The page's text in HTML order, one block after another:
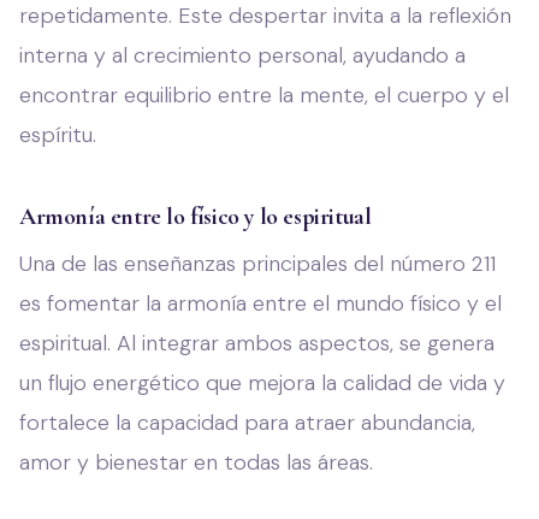
repetidamente. Este despertar invita a la reflexión
interna y al crecimiento personal, ayudando a
encontrar equilibrio entre la mente, el cuerpo y el
espíritu.
Armonía entre lo físico y lo espiritual
Una de las enseñanzas principales del número 211
es fomentar la armonía entre el mundo físico y el
espiritual. Al integrar ambos aspectos, se genera
un flujo energético que mejora la calidad de vida y
fortalece la capacidad para atraer abundancia,
amor y bienestar en todas las áreas.